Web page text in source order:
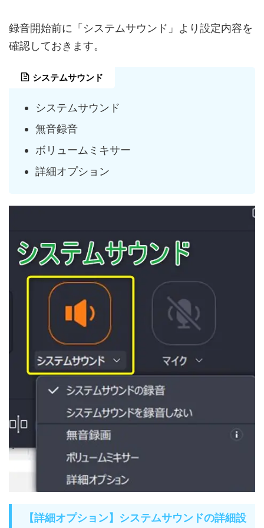
録音開始前に「システムサウンド」より設定内容を
確認しておきます。
システムサウンド
システムサウンド
無音録音
ボリュームミキサー
詳細オプション
【詳細オプション】システムサウンドの詳細設